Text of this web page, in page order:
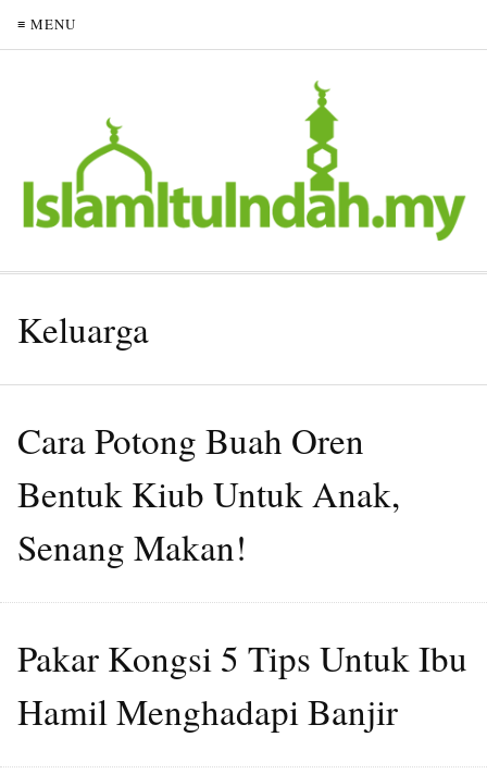
≡ MENU
Keluarga
Cara Potong Buah Oren
Bentuk Kiub Untuk Anak,
Senang Makan!
Pakar Kongsi 5 Tips Untuk Ibu
Hamil Menghadapi Banjir